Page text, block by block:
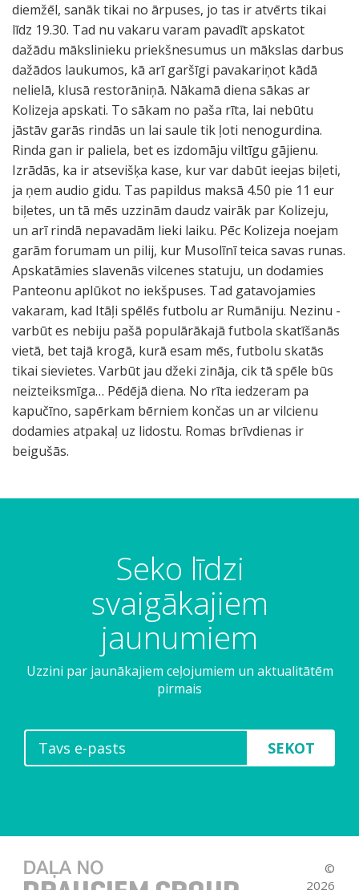
diemžēl, sanāk tikai no ārpuses, jo tas ir atvērts tikai
līdz 19.30. Tad nu vakaru varam pavadīt apskatot
dažādu mākslinieku priekšnesumus un mākslas darbus
dažādos laukumos, kā arī garšīgi pavakariņot kādā
nelielā, klusā restorāniņā. Nākamā diena sākas ar
Kolizeja apskati. To sākam no paša rīta, lai nebūtu
jāstāv garās rindās un lai saule tik ļoti nenogurdina.
Rinda gan ir paliela, bet es izdomāju viltīgu gājienu.
Izrādās, ka ir atsevišķa kase, kur var dabūt ieejas biļeti,
ja ņem audio gidu. Tas papildus maksā 4.50 pie 11 eur
biļetes, un tā mēs uzzinām daudz vairāk par Kolizeju,
un arī rindā nepavadām lieki laiku. Pēc Kolizeja noejam
garām forumam un pilij, kur Musolīnī teica savas runas.
Apskatāmies slavenās vilcenes statuju, un dodamies
Panteonu aplūkot no iekšpuses. Tad gatavojamies
vakaram, kad Itāļi spēlēs futbolu ar Rumāniju. Nezinu -
varbūt es nebiju pašā populārākajā futbola skatīšanās
vietā, bet tajā krogā, kurā esam mēs, futbolu skatās
tikai sievietes. Varbūt jau džeki zināja, cik tā spēle būs
neizteiksmīga… Pēdējā diena. No rīta iedzeram pa
kapučīno, sapērkam bērniem končas un ar vilcienu
dodamies atpakaļ uz lidostu. Romas brīvdienas ir
beigušās.
Seko līdzi
svaigākajiem
jaunumiem
Uzzini par jaunākajiem ceļojumiem un aktualitātēm
pirmais
SEKOT
©
2026